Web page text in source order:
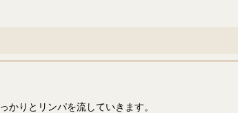
かりとリンパを流していきます。